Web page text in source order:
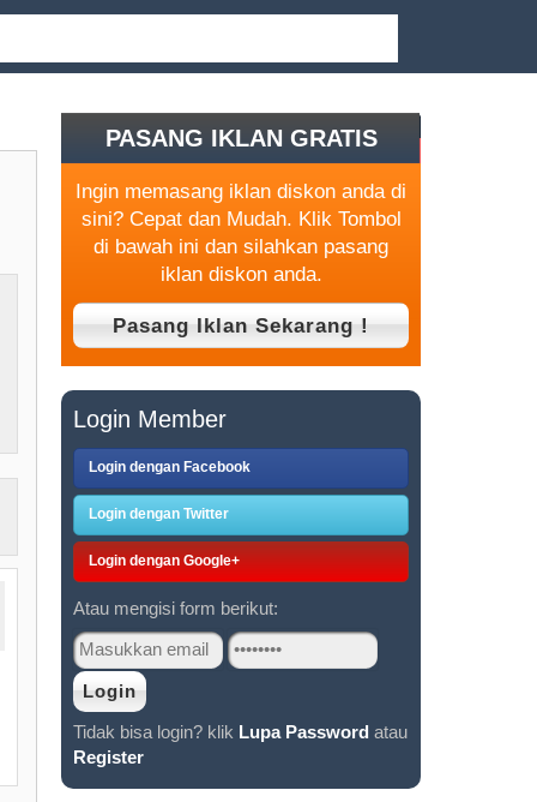
PASANG IKLAN GRATIS
Ingin memasang iklan diskon anda di
sini? Cepat dan Mudah. Klik Tombol
di bawah ini dan silahkan pasang
iklan diskon anda.
Login Member
Login dengan Facebook
Login dengan Twitter
Login dengan Google+
Atau mengisi form berikut:
Tidak bisa login? klik Lupa Password atau
Register